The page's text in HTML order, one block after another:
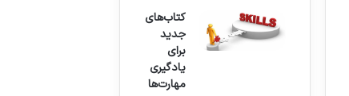
کتاب‌های
جدید
برای
یادگیری
مهارت‌ها